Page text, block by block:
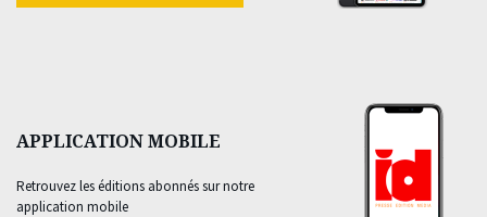
APPLICATION MOBILE
Retrouvez les éditions abonnés sur notre
application mobile